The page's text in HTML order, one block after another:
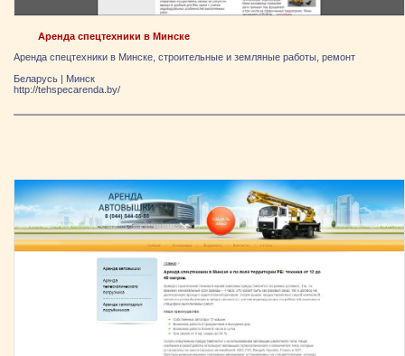
Аренда спецтехники в Минске
Аренда спецтехники в Минске, строительные и земляные работы, ремонт
Беларусь | Минск
http://tehspecarenda.by/